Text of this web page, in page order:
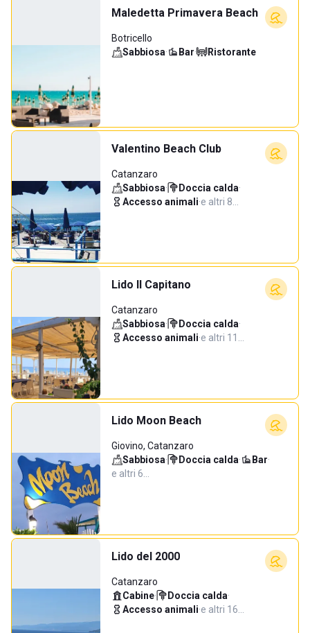
Maledetta Primavera Beach
Botricello
Sabbiosa· Bar· Ristorante
Valentino Beach Club
Catanzaro
Sabbiosa· Doccia calda·
Accesso animali·e altri 8…
Lido Il Capitano
Catanzaro
Sabbiosa· Doccia calda·
Accesso animali·e altri 11…
Lido Moon Beach
Giovino, Catanzaro
Sabbiosa· Doccia calda· Bar·
e altri 6…
Lido del 2000
Catanzaro
Cabine· Doccia calda·
Accesso animali·e altri 16…